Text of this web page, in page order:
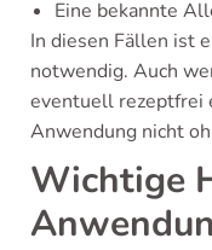
Eine bekannte
In diesen Fällen ist
notwendig. Auch
eventuell rezeptfrei
Anwendung nicht
Wichtige